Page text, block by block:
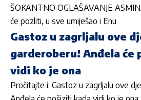
ŠOKANTNO OGLAŠAVANJE
će pozliti, u sve umiješao i Enu
Gastoz u zagrljalu ove
garderoberu! Anđela će
vidi ko je ona
Pročitajte i: Gastoz u zagrljalu ove